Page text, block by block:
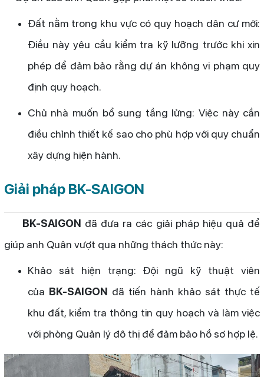
Đất nằm trong khu vực có quy hoạch dân cư mới:
Điều này yêu cầu kiểm tra kỹ lưỡng trước khi xin
phép để đảm bảo rằng dự án không vi phạm quy
định quy hoạch.
Chủ nhà muốn bổ sung tầng lửng: Việc này cần
điều chỉnh thiết kế sao cho phù hợp với quy chuẩn
xây dựng hiện hành.
Giải pháp BK-SAIGON
BK-SAIGON đã đưa ra các giải pháp hiệu quả để
giúp anh Quân vượt qua những thách thức này:
Khảo sát hiện trạng: Đội ngũ kỹ thuật viên
của BK-SAIGON đã tiến hành khảo sát thực tế
khu đất, kiểm tra thông tin quy hoạch và làm việc
với phòng Quản lý đô thị để đảm bảo hồ sơ hợp lệ.